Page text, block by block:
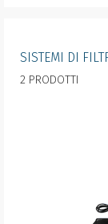
SISTEMI DI
2 PRODOTTI